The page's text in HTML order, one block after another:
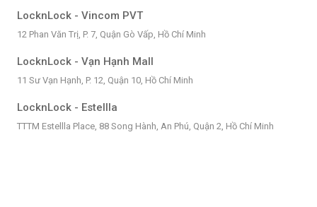
LocknLock - Vincom PVT
12 Phan Văn Trị, P. 7, Quận Gò Vấp, Hồ Chí Minh
LocknLock - Vạn Hạnh Mall
11 Sư Vạn Hạnh, P. 12, Quận 10, Hồ Chí Minh
LocknLock - Estellla
TTTM Estellla Place, 88 Song Hành, An Phú, Quận 2, Hồ Chí Minh